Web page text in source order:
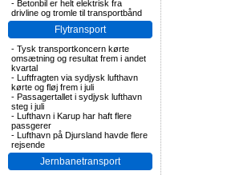
- Betonbil er helt elektrisk fra
drivline og tromle til transportbånd
Flytransport
- Tysk transportkoncern kørte
omsætning og resultat frem i andet
kvartal
- Luftfragten via sydjysk lufthavn
kørte og fløj frem i juli
- Passagertallet i sydjysk lufthavn
steg i juli
- Lufthavn i Karup har haft flere
passgerer
- Lufthavn på Djursland havde flere
rejsende
Jernbanetransport